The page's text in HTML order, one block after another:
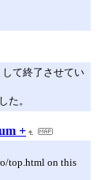
して終了させてい
た。
+
top.html on this